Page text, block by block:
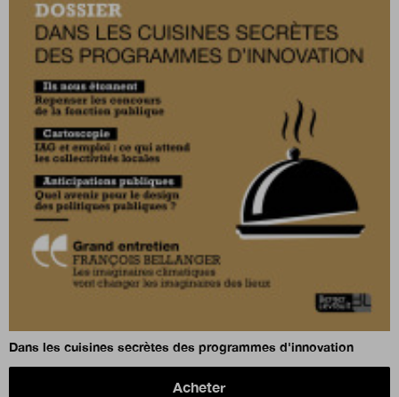
Dans les cuisines secrètes des programmes d'innovation
Acheter